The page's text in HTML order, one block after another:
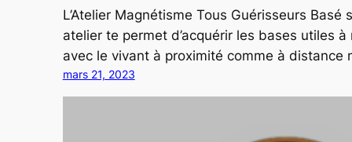
L’Atelier Magnétisme Tous Guérisseurs
atelier te permet d’acquérir les bases utiles
avec le vivant à proximité comme à
mars 21, 2023